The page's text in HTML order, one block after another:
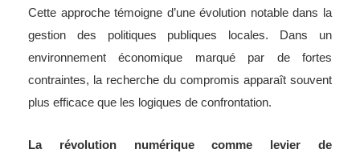
Cette approche témoigne d’une évolution notable dans la
gestion des politiques publiques locales. Dans un
environnement économique marqué par de fortes
contraintes, la recherche du compromis apparaît souvent
plus efficace que les logiques de confrontation.
La révolution numérique comme levier de